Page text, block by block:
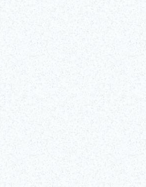
de l’un des arts du spectacle les plus